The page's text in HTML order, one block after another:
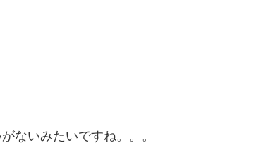
ないみたいですね。。。